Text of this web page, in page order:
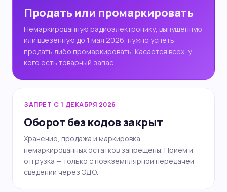
Продать или промаркировать
Немаркированную радиоэлектронику, выпущенную
или ввезённую до 1 мая 2026, нужно успеть
продать либо промаркировать. Касается всех, у
кого есть товарный запас.
ЗАПРЕТ С 1 ДЕКАБРЯ 2026
Оборот без кодов закрыт
Хранение, продажа и маркировка
немаркированных остатков запрещены. Приём и
отгрузка — только с поэкземплярной передачей
сведений через ЭДО.